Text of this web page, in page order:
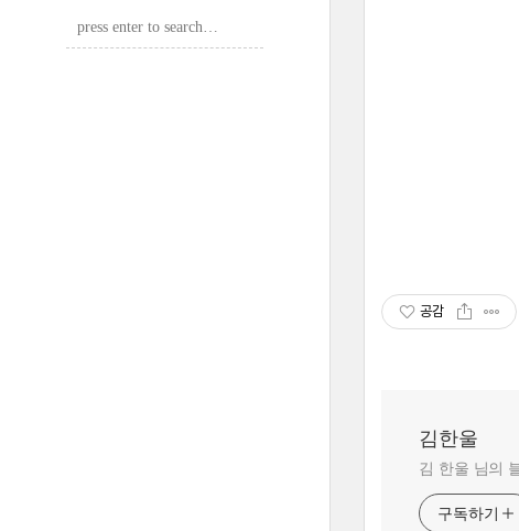
공감
김한울
김 한울 님의
구독하기